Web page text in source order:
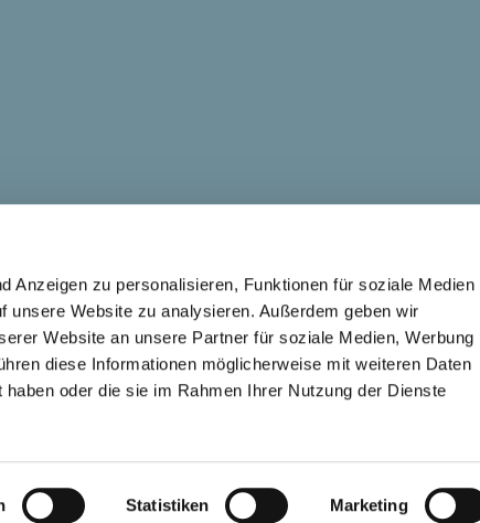
Anzeigen zu personalisieren, Funktionen für soziale Medien
unsere Website zu analysieren. Außerdem geben wir
Website an unsere Partner für soziale Medien, Werbung
diese Informationen möglicherweise mit weiteren Daten
oder die sie im Rahmen Ihrer Nutzung der Dienste
Statistiken Marketing
Ev. St. Petri-Pauli Kirchengemeinde Soest
Kontaktinformationen Impressum